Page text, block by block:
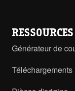
RESSOURCES
Générateur de
Téléchargements